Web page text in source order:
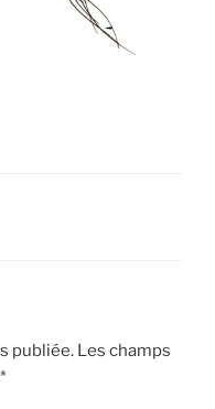
publiée. Les champs
*